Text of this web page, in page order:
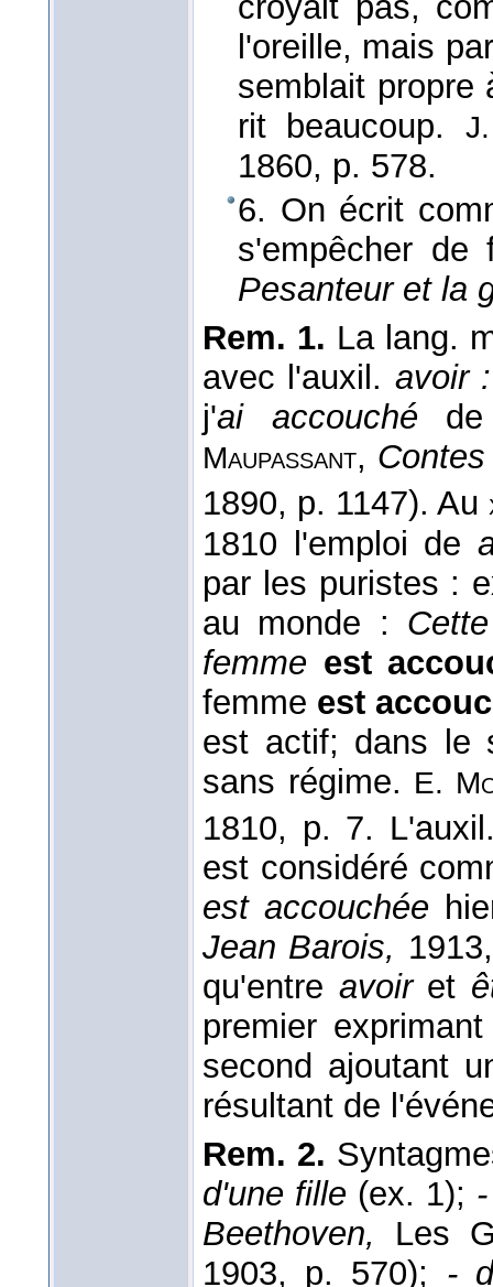
l'oreille, mais
semblait propre
rit beaucoup.
1860, p. 578.
6. On écrit
s'empêcher
Pesanteur et la
Rem. 1. La lang.
avec l'auxil. avoir
j'ai accouché de
Maupassant,
1890, p. 1147). Au
1810 l'emploi de
par les puristes :
au monde :
femme est
femme est
est actif; dans le
sans régime. E.
1810, p. 7.
est considéré
est accouchée
Jean Barois,
qu'entre avoiret
premier
second ajoutant
résultant de
Rem. 2.
d'une fille (ex. 1);
Beethoven,
Les
1903, p. 570); -